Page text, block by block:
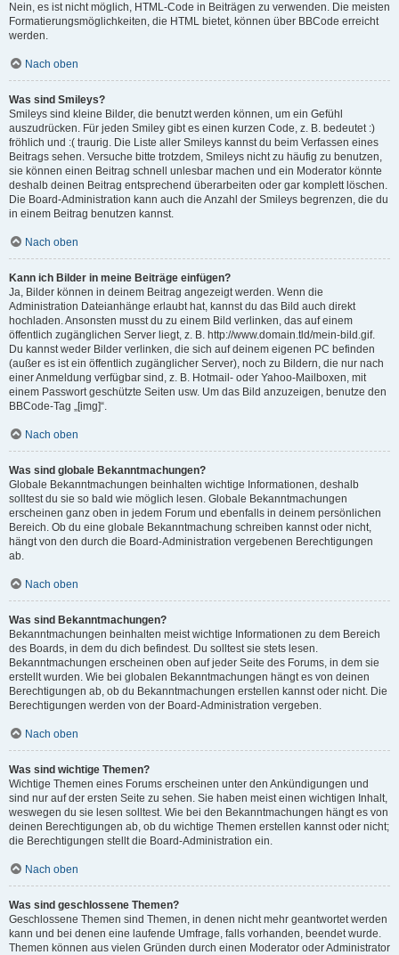
Nein, es ist nicht möglich, HTML-Code in Beiträgen zu verwenden. Die meisten
Formatierungsmöglichkeiten, die HTML bietet, können über BBCode erreicht
werden.
Nach oben
Was sind Smileys?
Smileys sind kleine Bilder, die benutzt werden können, um ein Gefühl
auszudrücken. Für jeden Smiley gibt es einen kurzen Code, z. B. bedeutet :)
fröhlich und :( traurig. Die Liste aller Smileys kannst du beim Verfassen eines
Beitrags sehen. Versuche bitte trotzdem, Smileys nicht zu häufig zu benutzen,
sie können einen Beitrag schnell unlesbar machen und ein Moderator könnte
deshalb deinen Beitrag entsprechend überarbeiten oder gar komplett löschen.
Die Board-Administration kann auch die Anzahl der Smileys begrenzen, die du
in einem Beitrag benutzen kannst.
Nach oben
Kann ich Bilder in meine Beiträge einfügen?
Ja, Bilder können in deinem Beitrag angezeigt werden. Wenn die
Administration Dateianhänge erlaubt hat, kannst du das Bild auch direkt
hochladen. Ansonsten musst du zu einem Bild verlinken, das auf einem
öffentlich zugänglichen Server liegt, z. B. http://www.domain.tld/mein-bild.gif.
Du kannst weder Bilder verlinken, die sich auf deinem eigenen PC befinden
(außer es ist ein öffentlich zugänglicher Server), noch zu Bildern, die nur nach
einer Anmeldung verfügbar sind, z. B. Hotmail- oder Yahoo-Mailboxen, mit
einem Passwort geschützte Seiten usw. Um das Bild anzuzeigen, benutze den
BBCode-Tag „[img]“.
Nach oben
Was sind globale Bekanntmachungen?
Globale Bekanntmachungen beinhalten wichtige Informationen, deshalb
solltest du sie so bald wie möglich lesen. Globale Bekanntmachungen
erscheinen ganz oben in jedem Forum und ebenfalls in deinem persönlichen
Bereich. Ob du eine globale Bekanntmachung schreiben kannst oder nicht,
hängt von den durch die Board-Administration vergebenen Berechtigungen
ab.
Nach oben
Was sind Bekanntmachungen?
Bekanntmachungen beinhalten meist wichtige Informationen zu dem Bereich
des Boards, in dem du dich befindest. Du solltest sie stets lesen.
Bekanntmachungen erscheinen oben auf jeder Seite des Forums, in dem sie
erstellt wurden. Wie bei globalen Bekanntmachungen hängt es von deinen
Berechtigungen ab, ob du Bekanntmachungen erstellen kannst oder nicht. Die
Berechtigungen werden von der Board-Administration vergeben.
Nach oben
Was sind wichtige Themen?
Wichtige Themen eines Forums erscheinen unter den Ankündigungen und
sind nur auf der ersten Seite zu sehen. Sie haben meist einen wichtigen Inhalt,
weswegen du sie lesen solltest. Wie bei den Bekanntmachungen hängt es von
deinen Berechtigungen ab, ob du wichtige Themen erstellen kannst oder nicht;
die Berechtigungen stellt die Board-Administration ein.
Nach oben
Was sind geschlossene Themen?
Geschlossene Themen sind Themen, in denen nicht mehr geantwortet werden
kann und bei denen eine laufende Umfrage, falls vorhanden, beendet wurde.
Themen können aus vielen Gründen durch einen Moderator oder Administrator